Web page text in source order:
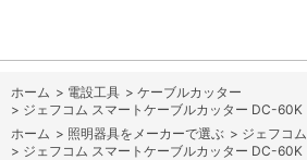
ホーム > 電設工具 > ケーブルカッター
> ジェフコム スマートケーブルカッター DC-60K
ホーム > 照明器具をメーカーで選ぶ > ジェフコム
> ジェフコム スマートケーブルカッター DC-60K